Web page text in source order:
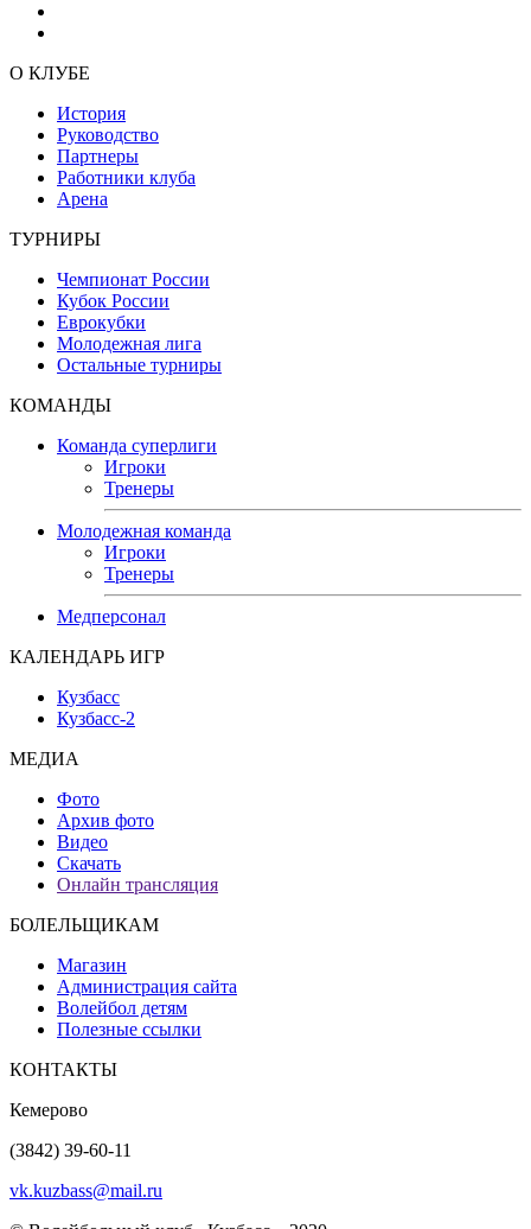
О КЛУБЕ
История
Руководство
Партнеры
Работники клуба
Арена
ТУРНИРЫ
Чемпионат России
Кубок России
Еврокубки
Молодежная лига
Остальные турниры
КОМАНДЫ
Команда суперлиги
Игроки
Тренеры
Молодежная команда
Игроки
Тренеры
Медперсонал
КАЛЕНДАРЬ ИГР
Кузбасс
Кузбасс-2
МЕДИА
Фото
Архив фото
Видео
Скачать
Онлайн трансляция
БОЛЕЛЬЩИКАМ
Магазин
Администрация сайта
Волейбол детям
Полезные ссылки
КОНТАКТЫ
Кемерово
(3842) 39-60-11
vk.kuzbass@mail.ru